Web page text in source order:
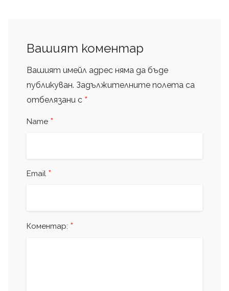
Вашият коментар
Вашият имейл адрес няма да бъде
публикуван. Задължителните полета са
отбелязани с *
Name *
Email *
Коментар: *